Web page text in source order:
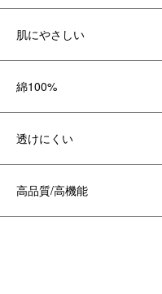
肌にやさしい
綿100%
透けにくい
高品質/高機能